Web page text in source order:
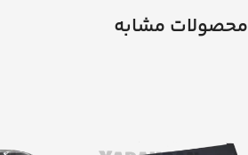
محصولات مشابه